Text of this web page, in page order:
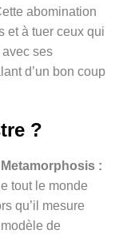
abomination
et à tuer ceux qui
ses
d’un bon coup
?
Metamorphosis :
tout le monde
qu’il mesure
de